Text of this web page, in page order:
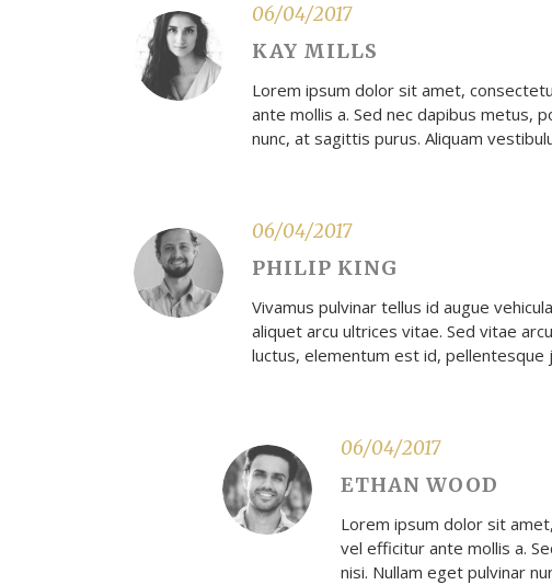
06/04/2017
KAY MILLS
Lorem ipsum dolor sit amet,
ante mollis a. Sed nec dapibus metus,
nunc, at sagittis purus. Aliquam
06/04/2017
PHILIP KING
Vivamus pulvinar tellus id augue
aliquet arcu ultrices vitae. Sed vitae
luctus, elementum est id, pellentesque
06/04/2017
ETHAN WOOD
Lorem ipsum dolor sit
vel efficitur ante mollis a.
nisi. Nullam eget pulvinar